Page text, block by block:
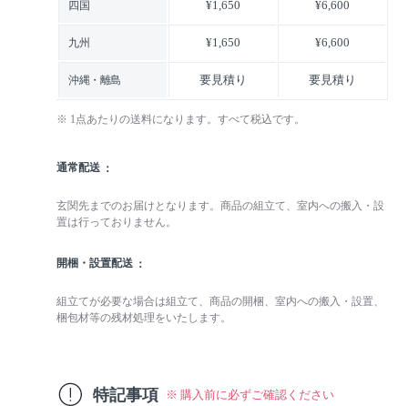
四国 ¥1,650 ¥6,600
九州 ¥1,650 ¥6,600
沖縄・離島 要見積り 要見積り
※ 1点あたりの送料になります。すべて税込です。
通常配送
玄関先までのお届けとなります。商品の組立て、室内への搬入・設
置は行っておりません。
開梱・設置配送
組立てが必要な場合は組立て、商品の開梱、室内への搬入・設置、
梱包材等の残材処理をいたします。
特記事項 ※ 購入前に必ずご確認ください